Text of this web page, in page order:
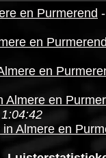
en Purmerend
en
en
Almere en
Almere en